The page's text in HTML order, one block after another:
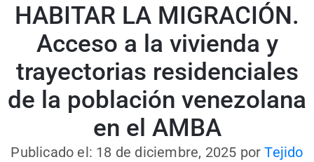
HABITAR LA MIGRACIÓN.
Acceso a la vivienda y
trayectorias residenciales
de la población venezolana
en el AMBA
Publicado el: 18 de diciembre, 2025 porTejido